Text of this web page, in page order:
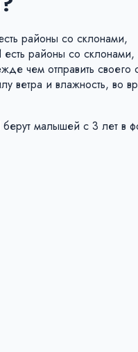
районы со склонами,
районы со склонами,
чем отправить своего
ветра и влажность, во
берут малышей с 3 лет в